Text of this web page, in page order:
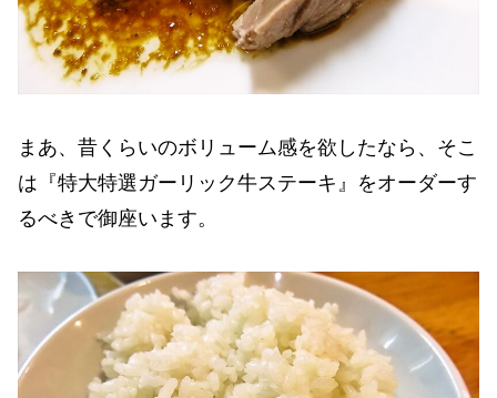
まあ、昔くらいのボリューム感を欲したなら、そこ
は『特大特選ガーリック牛ステーキ』をオーダーす
るべきで御座います。